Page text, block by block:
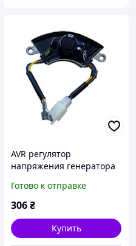
AVR регулятор
напряжения генератора
Готово к отправке
306₴
Купить